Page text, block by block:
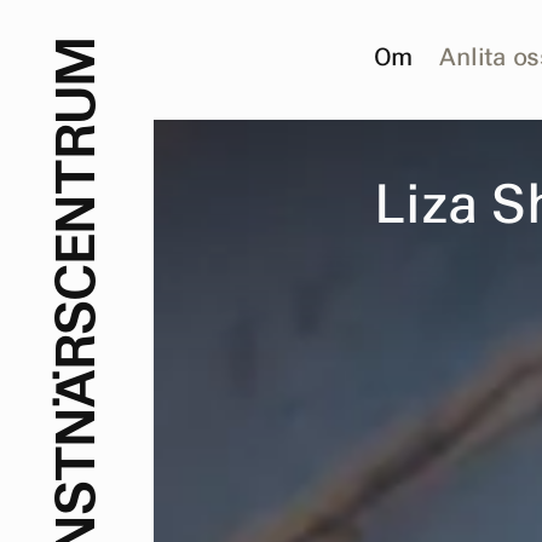
Om Anlita
S
T
N
Ä
R
S
C
E
N
T
R
U
M
Liza S